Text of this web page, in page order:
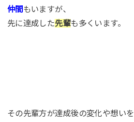
仲間 もいますが、
先に達成した先輩も多くいます。
その先輩方が達成後の変化や想いを